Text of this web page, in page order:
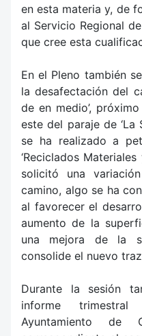
en esta materia y, de
al Servicio Regional
que cree esta
En el Pleno también
la desafectación del
de en medio’,
este del paraje de ‘La
se ha realizado a
‘Reciclados
solicitó una
camino, algo se ha
al favorecer el
aumento de la
una mejora de la
consolide el nuevo
Durante la sesión
informe
Ayuntamiento de